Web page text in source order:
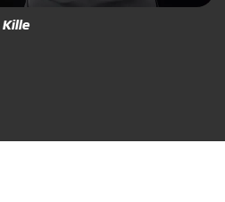
Kille